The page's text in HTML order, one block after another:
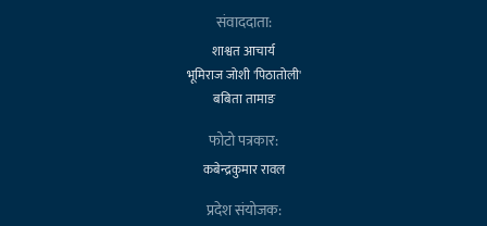
संवाददाता:
शाश्वत आचार्य
भूमिराज जोशी 'पिठातोली'
बबिता तामाङ
फोटो पत्रकार:
कबेन्द्रकुमार रावल
प्रदेश संयोजक: